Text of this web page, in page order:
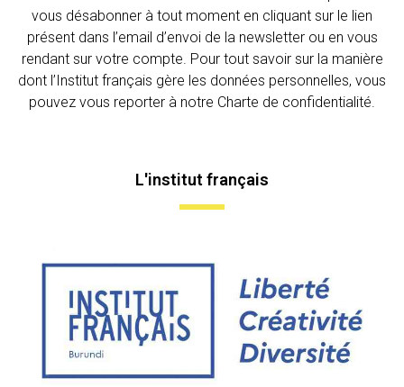
vous désabonner à tout moment en cliquant sur le lien
présent dans l’email d’envoi de la newsletter ou en vous
rendant sur votre compte. Pour tout savoir sur la manière
dont l’Institut français gère les données personnelles, vous
pouvez vous reporter à notre Charte de confidentialité.
L'institut français